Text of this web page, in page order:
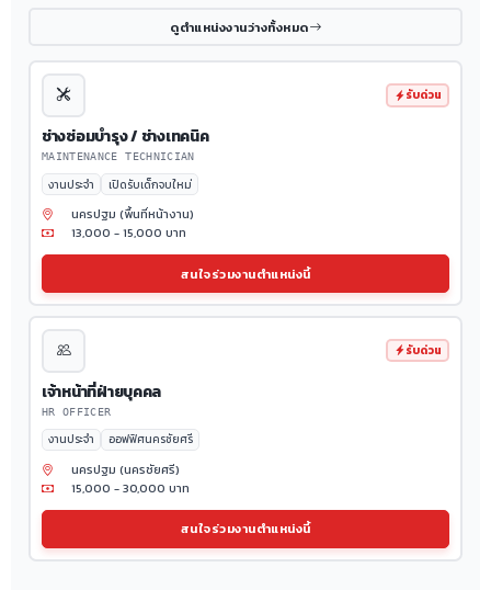
ดูตำแหน่งงานว่างทั้งหมด
รับด่วน
ช่างซ่อมบำรุง / ช่างเทคนิค
MAINTENANCE TECHNICIAN
งานประจำ เปิดรับเด็กจบใหม่
นครปฐม (พื้นที่หน้างาน)
13,000 - 15,000 บาท
สนใจร่วมงานตำแหน่งนี้
รับด่วน
เจ้าหน้าที่ฝ่ายบุคคล
HR OFFICER
งานประจำ ออฟฟิศนครชัยศรี
นครปฐม (นครชัยศรี)
15,000 - 30,000 บาท
สนใจร่วมงานตำแหน่งนี้